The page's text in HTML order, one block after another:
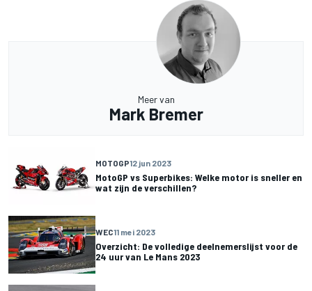
Meer van
Mark Bremer
MOTOGP12 jun 2023
MotoGP vs Superbikes: Welke motor is sneller en
wat zijn de verschillen?
WEC11 mei 2023
Overzicht: De volledige deelnemerslijst voor de
24 uur van Le Mans 2023